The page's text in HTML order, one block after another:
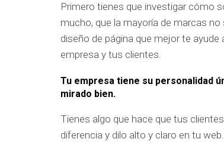
Primero tienes que investigar cómo
mucho, que la mayoría de marcas no
diseño de página que mejor te
empresa y tus clientes.
Tu empresa tiene su personalidad
mirado bien.
Tienes algo que hace que tus
diferencia y dilo alto y claro en tu